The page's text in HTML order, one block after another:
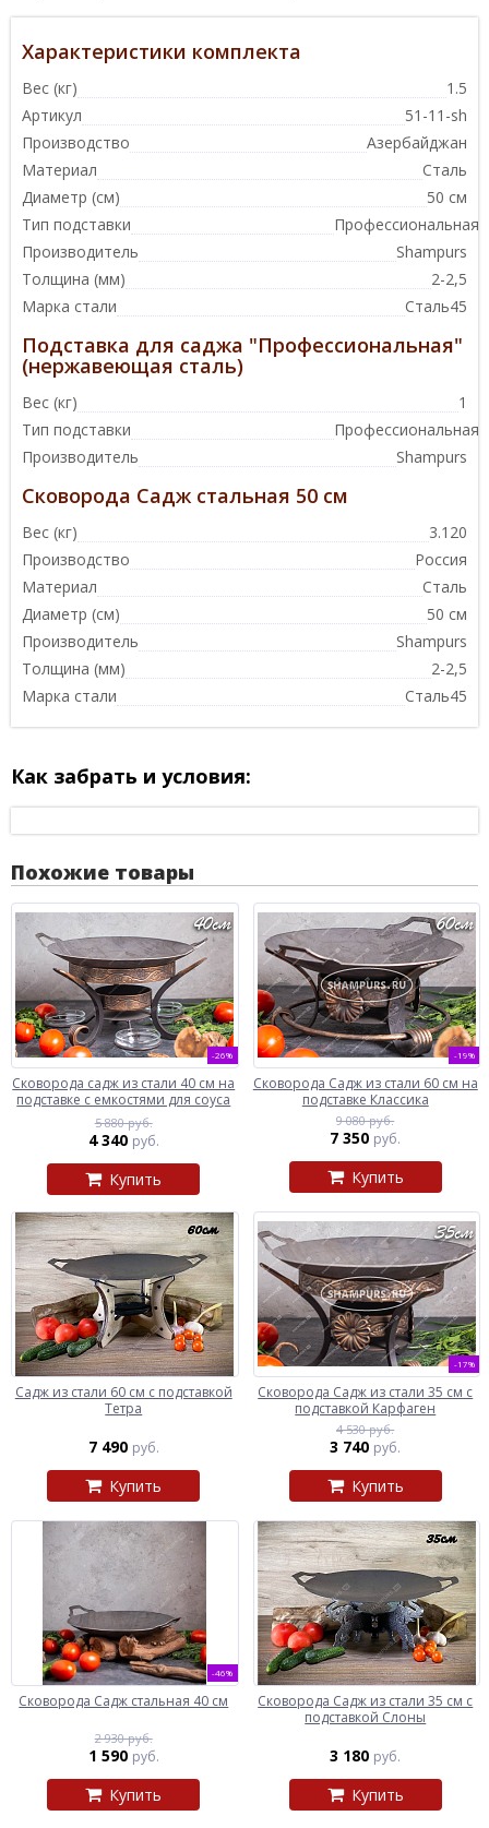
Характеристики комплекта
Вес (кг)
1.5
Артикул
51-11-sh
Производство
Азербайджан
Материал
Сталь
Диаметр (см)
50 см
Тип подставки
Профессиональная
Производитель
Shampurs
Толщина (мм)
2-2,5
Марка стали
Сталь45
Подставка для саджа "Профессиональная"
(нержавеющая сталь)
Вес (кг)
1
Тип подставки
Профессиональная
Производитель
Shampurs
Сковорода Садж стальная 50 см
Вес (кг)
3.120
Производство
Россия
Материал
Сталь
Диаметр (см)
50 см
Производитель
Shampurs
Толщина (мм)
2-2,5
Марка стали
Сталь45
Как забрать и условия:
Похожие товары
-26%
Сковорода садж из стали 40 см на
подставке с емкостями для соуса
5 880 руб.
4 340 руб.
Купить
-19%
Сковорода Садж из стали 60 см на
подставке Классика
9 080 руб.
7 350 руб.
Купить
Садж из стали 60 см с подставкой
Тетра
7 490 руб.
Купить
-17%
Сковорода Садж из стали 35 см с
подставкой Карфаген
4 530 руб.
3 740 руб.
Купить
-46%
Сковорода Садж стальная 40 см
2 930 руб.
1 590 руб.
Купить
Сковорода Садж из стали 35 см с
подставкой Слоны
3 180 руб.
Купить